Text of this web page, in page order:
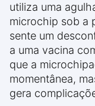
utiliza uma
microchip sob a
sente um
a uma vacina
que a
momentânea,
gera